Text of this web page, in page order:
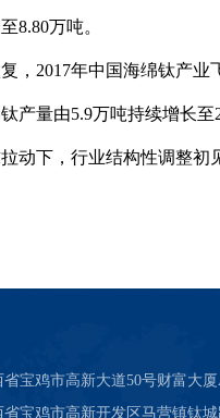
8.80万吨。
2017年中国海绵钛产业
量由5.9万吨持续增长至
动下，行业结构性调整初
宝鸡市高新大道50号财富大厦
宝鸡市高新开发区马营镇钛